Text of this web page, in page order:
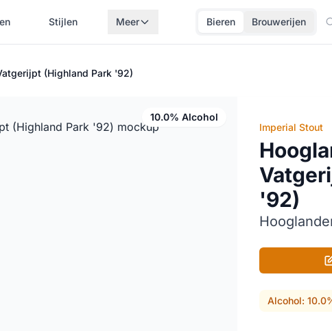
Stijlen Meer Bieren Brouwerijen
(Highland Park '92)
10.0% Alcohol
Imperial Stout
'92)
Alcohol: